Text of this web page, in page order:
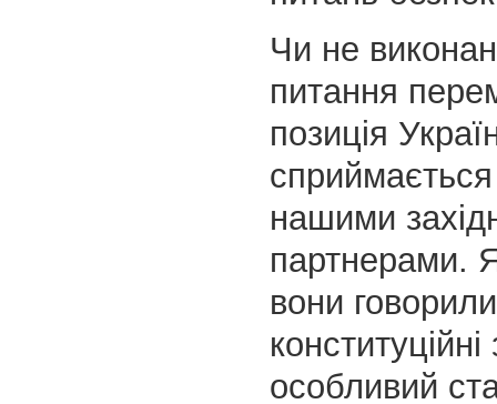
Чи не
питання
позиція
сприймається
нашими
партнерами.
вони
конституційні
особливий